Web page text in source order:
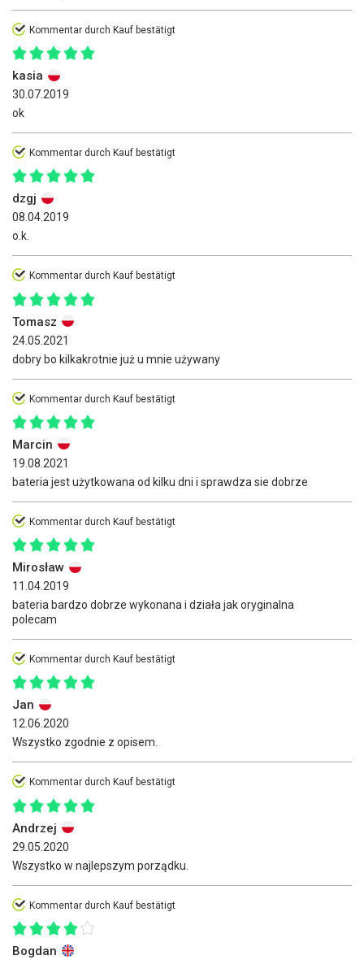
Kommentar durch Kauf bestätigt
kasia
30.07.2019
ok
Kommentar durch Kauf bestätigt
dzgj
08.04.2019
o.k.
Kommentar durch Kauf bestätigt
Tomasz
24.05.2021
dobry bo kilkakrotnie już u mnie używany
Kommentar durch Kauf bestätigt
Marcin
19.08.2021
bateria jest użytkowana od kilku dni i sprawdza sie dobrze
Kommentar durch Kauf bestätigt
Mirosław
11.04.2019
bateria bardzo dobrze wykonana i działa jak oryginalna
polecam
Kommentar durch Kauf bestätigt
Jan
12.06.2020
Wszystko zgodnie z opisem.
Kommentar durch Kauf bestätigt
Andrzej
29.05.2020
Wszystko w najlepszym porządku.
Kommentar durch Kauf bestätigt
Bogdan